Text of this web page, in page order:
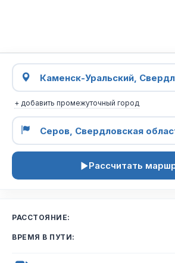
+ добавить промежуточный город
Рассчитать
РАССТОЯНИЕ:
ВРЕМЯ В ПУТИ: